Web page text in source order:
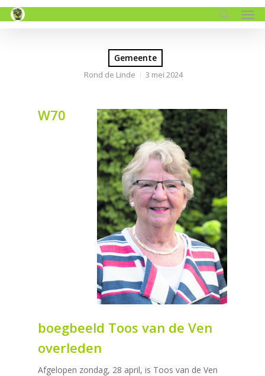
Skip
to
Gemeente
Rond de Linde 3 mei 2024
W70
boegbeeld Toos van de Ven
overleden
Afgelopen zondag, 28 april, is Toos van de Ven